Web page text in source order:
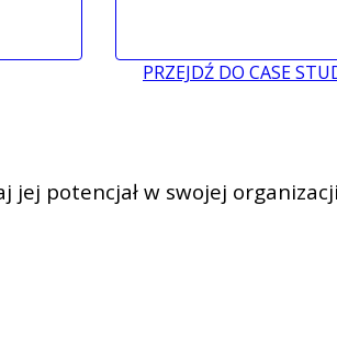
PRZEJDŹ DO CASE
jej potencjał w swojej organizacji